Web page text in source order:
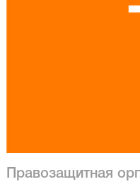
Правозащитная